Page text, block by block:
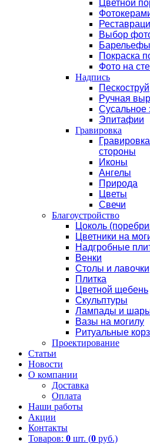
Цветной
Выбор
Барельефы
Покраска
Фото на
Надпись
Пескоструй
Ручная
Сусальное
Эпитафии
Гравировка
стороны
Иконы
Ангелы
Природа
Цветы
Свечи
Благоустройство
Цоколь
Цветники на
Надгробные
Венки
Столы и лавочки
Плитка
Цветной щебень
Скульптуры
Лампады и
Вазы на могилу
Ритуальные
Проектирование
Статьи
Новости
О компании
Доставка
Оплата
Наши работы
Акции
Контакты
Товаров: 0 шт. (0 руб.)